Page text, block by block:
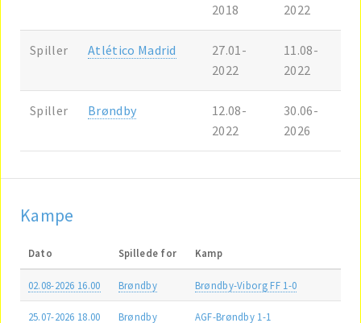
2018
2022
Spiller Atlético Madrid
27.01-
2022
11.08-
2022
Spiller Brøndby
12.08-
2022
30.06-
2026
Kampe
Dato Spillede for Kamp
02.08-2026 16.00 Brøndby Brøndby-Viborg FF 1-0
25.07-2026 18.00 Brøndby AGF-Brøndby 1-1